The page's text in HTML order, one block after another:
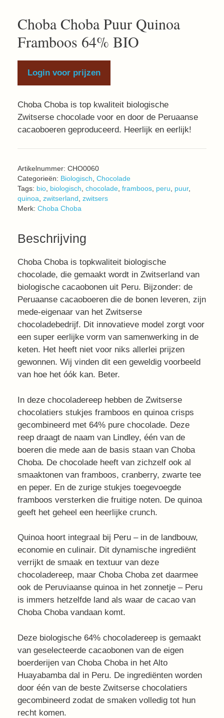
Choba Choba Puur Quinoa
Framboos 64% BIO
Login voor prijzen
Choba Choba is top kwaliteit biologische
Zwitserse chocolade voor en door de Peruaanse
cacaoboeren geproduceerd. Heerlijk en eerlijk!
Artikelnummer: CHO0060
Categorieën: Biologisch, Chocolade
Tags: bio, biologisch, chocolade, framboos, peru, puur,
quinoa, zwitserland , zwitsers
Merk: Choba Choba
Beschrijving
Choba Choba is topkwaliteit biologische
chocolade, die gemaakt wordt in Zwitserland van
biologische cacaobonen uit Peru. Bijzonder: de
Peruaanse cacaoboeren die de bonen leveren, zijn
mede-eigenaar van het Zwitserse
chocoladebedrijf. Dit innovatieve model zorgt voor
een super eerlijke vorm van samenwerking in de
keten. Het heeft niet voor niks allerlei prijzen
gewonnen. Wij vinden dit een geweldig voorbeeld
van hoe het óók kan. Beter.
In deze chocoladereep hebben de Zwitserse
chocolatiers stukjes framboos en quinoa crisps
gecombineerd met 64% pure chocolade. Deze
reep draagt de naam van Lindley, één van de
boeren die mede aan de basis staan van Choba
Choba. De chocolade heeft van zichzelf ook al
smaaktonen van framboos, cranberry, zwarte tee
en peper. En de zurige stukjes toegevoegde
framboos versterken die fruitige noten. De quinoa
geeft het geheel een heerlijke crunch.
Quinoa hoort integraal bij Peru – in de landbouw,
economie en culinair. Dit dynamische ingrediënt
verrijkt de smaak en textuur van deze
chocoladereep, maar Choba Choba zet daarmee
ook de Peruviaanse quinoa in het zonnetje – Peru
is immers hetzelfde land als waar de cacao van
Choba Choba vandaan komt.
Deze biologische 64% chocoladereep is gemaakt
van geselecteerde cacaobonen van de eigen
boerderijen van Choba Choba in het Alto
Huayabamba dal in Peru. De ingrediënten worden
door één van de beste Zwitserse chocolatiers
gecombineerd zodat de smaken volledig tot hun
recht komen.